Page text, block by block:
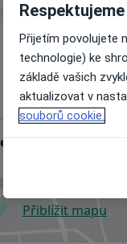
Přiblížit mapu
se otevře
Přijetím povolujete
technologie) ke
základě vašich
aktualizovat v
souborů cookie.